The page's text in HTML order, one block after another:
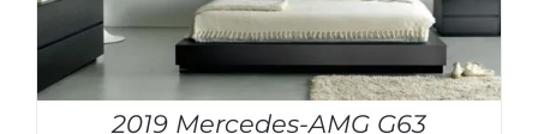
2019 Mercedes-AMG G63